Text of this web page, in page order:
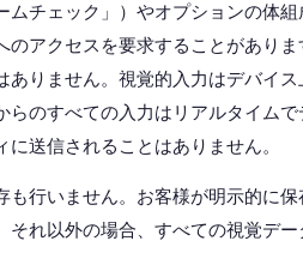
チェック」）やオプションの体
アクセスを要求することがあり
りません。視覚的入力はデバイス
のすべての入力はリアルタイムで
送信されることはありません。
行いません。お客様が明示的に
れ以外の場合、すべての視覚デ